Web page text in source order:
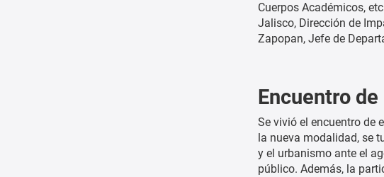
Cuerpos Académicos,
Jalisco, Dirección de
Zapopan, Jefe de
Encuentro
Se vivió el encuentro de
la nueva modalidad, se
y el urbanismo ante el
público. Además, la